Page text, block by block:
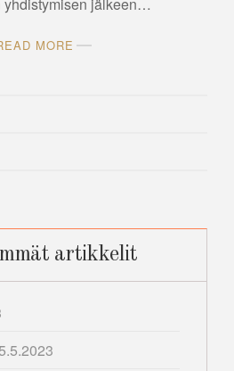
MORE
artikkelit